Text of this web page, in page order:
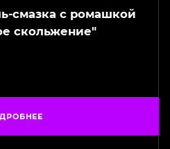
смазка c ромашкой
скольжение"